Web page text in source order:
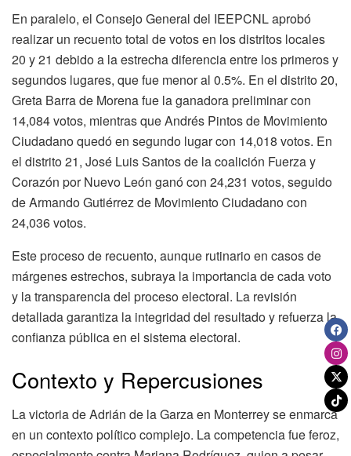
En paralelo, el Consejo General del IEEPCNL aprobó
realizar un recuento total de votos en los distritos locales
20 y 21 debido a la estrecha diferencia entre los primeros y
segundos lugares, que fue menor al 0.5%. En el distrito 20,
Greta Barra de Morena fue la ganadora preliminar con
14,084 votos, mientras que Andrés Pintos de Movimiento
Ciudadano quedó en segundo lugar con 14,018 votos. En
el distrito 21, José Luis Santos de la coalición Fuerza y
Corazón por Nuevo León ganó con 24,231 votos, seguido
de Armando Gutiérrez de Movimiento Ciudadano con
24,036 votos.
Este proceso de recuento, aunque rutinario en casos de
márgenes estrechos, subraya la importancia de cada voto
y la transparencia del proceso electoral. La revisión
detallada garantiza la integridad del resultado y refuerza la
confianza pública en el sistema electoral.
Contexto y Repercusiones
La victoria de Adrián de la Garza en Monterrey se enmarca
en un contexto político complejo. La competencia fue feroz,